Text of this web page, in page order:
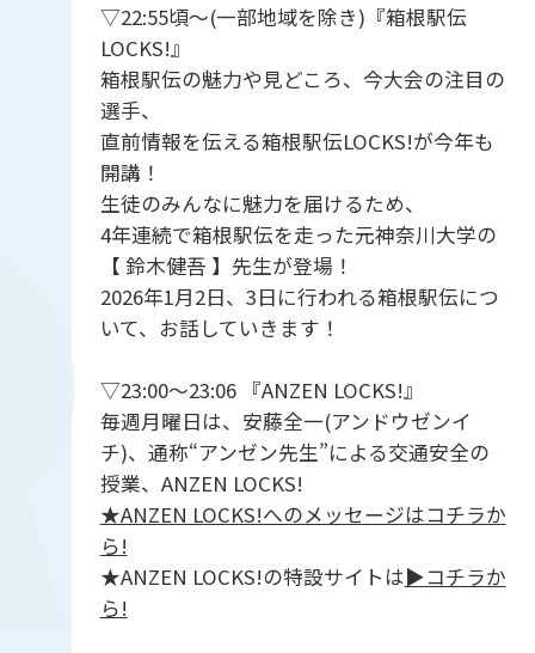
▽22:55頃～(一部地域を除き)『箱根駅伝
LOCKS!』
箱根駅伝の魅力や見どころ、今大会の注目の
選手、
直前情報を伝える箱根駅伝LOCKS!が今年も
開講！
生徒のみんなに魅力を届けるため、
4年連続で箱根駅伝を走った元神奈川大学の
【 鈴木健吾 】先生が登場！
2026年1月2日、3日に行われる箱根駅伝につ
いて、お話していきます！
▽23:00〜23:06 『ANZEN LOCKS!』
毎週月曜日は、安藤全一(アンドウゼンイ
チ)、通称“アンゼン先生”による交通安全の
授業、ANZEN LOCKS!
★ANZEN LOCKS!へのメッセージはコチラか
ら!
★ANZEN LOCKS!の特設サイトは▶︎コチラか
ら!